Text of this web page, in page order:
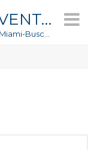
MIAMI NEGOCIOS EN VENTA